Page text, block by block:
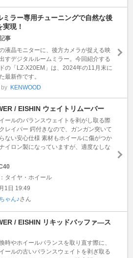
ミラー専用チューニングで自然な後
現！
事
液晶モニターに、後方カメラが捉える映
すデジタルルームミラー。今回紹介する
の「LZ-X20EM」は、2024年の11月末に
最新作です。
by KENWOOD
/ EISHIN ウェイトリムーバー
ールのバランスウェイトを剥がし取る際
レイパー 鍔付きなので、ガンガン突いて
ない安心仕様 素材もホイールに傷がつか
イロン製になっていますが、適度なしな
タイヤ・ホイール
1日 19:49
ゃん♪さん
/ EISHIN リキッドバッファ―ス
時やホイールバランスを取り直す際に、
ールの古いバランスウェイトを剥ぎ取る